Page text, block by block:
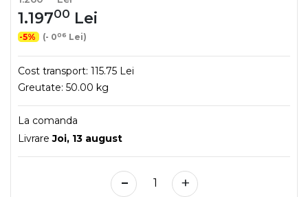
1.19700 Lei
-5% (- 006 Lei)
Cost transport: 115.75 Lei
Greutate: 50.00 kg
La comanda
LivrareJoi, 13 august
- +